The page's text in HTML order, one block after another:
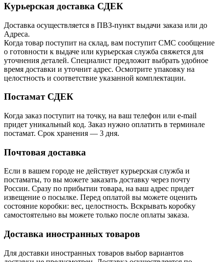
Курьерская доставка СДЕК
Доставка осуществляется в ПВЗ-пункт выдачи заказа или до
Адреса.
Когда товар поступит на склад, вам поступит СМС сообщение
о готовности к выдаче или курьерская служба свяжется для
уточнения деталей. Специалист предложит выбрать удобное
время доставки и уточнит адрес. Осмотрите упаковку на
целостность и соответствие указанной комплектации.
Постамат СДЕК
Когда заказ поступит на точку, на ваш телефон или e-mail
придет уникальный код. Заказ нужно оплатить в терминале
постамат. Срок хранения — 3 дня.
Почтовая доставка
Если в вашем городе не действует курьерская служба и
постаматы, то вы можете заказать доставку через почту
России. Сразу по прибытии товара, на ваш адрес придет
извещение о посылке. Перед оплатой вы можете оценить
состояние коробки: вес, целостность. Вскрывать коробку
самостоятельно вы можете только после оплаты заказа.
Доставка иностранных товаров
Для доставки иностранных товаров выбор вариантов